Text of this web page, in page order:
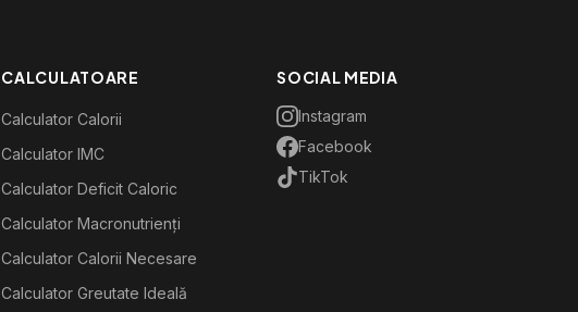
CALCULATOARE
Calculator Calorii
Calculator IMC
Calculator Deficit Caloric
Calculator Macronutrienți
Calculator Calorii Necesare
Calculator Greutate Ideală
SOCIAL MEDIA
Instagram
Facebook
TikTok